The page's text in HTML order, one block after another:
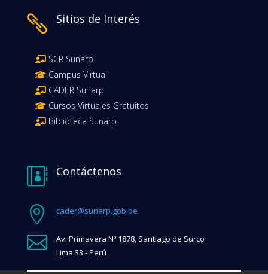
 Sitios de Interés
SCR Sunarp
Campus Virtual
CADER Sunarp
Cursos Virtuales Gratuitos
Biblioteca Sunarp
 Contáctenos
 cader@sunarp.gob.pe

Av. Primavera Nº 1878, Santiago de Surco
Lima 33 - Perú